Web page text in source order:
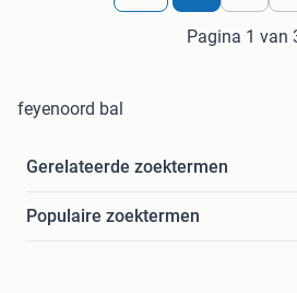
Pagina 1 van
feyenoord bal
Gerelateerde zoektermen
Populaire zoektermen